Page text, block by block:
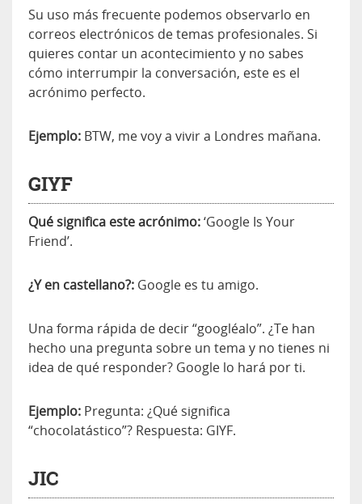
Su uso más frecuente podemos observarlo en
correos electrónicos de temas profesionales. Si
quieres contar un acontecimiento y no sabes
cómo interrumpir la conversación, este es el
acrónimo perfecto.
Ejemplo: BTW, me voy a vivir a Londres mañana.
GIYF
Qué significa este acrónimo:‘Google Is Your
Friend’.
¿Y en castellano?: Google es tu amigo.
Una forma rápida de decir “googléalo”. ¿Te han
hecho una pregunta sobre un tema y no tienes ni
idea de qué responder? Google lo hará por ti.
Ejemplo: Pregunta: ¿Qué significa
“chocolatástico”? Respuesta: GIYF.
JIC